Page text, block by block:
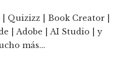
Quizizz | Book Creator |
| Adobe | AI Studio | y
más…